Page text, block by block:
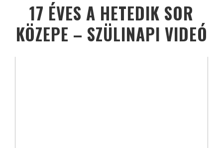
17 ÉVES A HETEDIK SOR
KÖZEPE – SZÜLINAPI VIDEÓ